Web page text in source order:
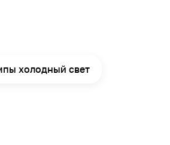
холодный свет